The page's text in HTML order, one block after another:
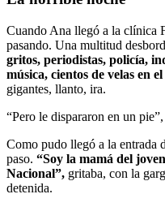
Cuando Ana llegó a la clínica
pasando. Una multitud
gritos, periodistas, policía,
música, cientos de velas en
gigantes, llanto, ira.
“Pero le dispararon en un
Como pudo llegó a la entrada
paso. “Soy la mamá del
Nacional”, gritaba, con la
detenida.